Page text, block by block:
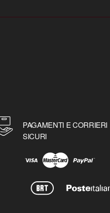
PAGAMENTI E CORRIERI
SICURI